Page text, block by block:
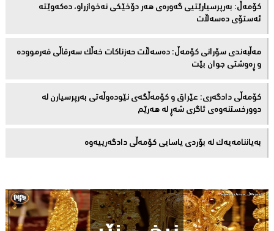
كۆمەڵ: بەرپرسیارێتیی گەورەی هەر دۆخێکی نەخوازراو، دەكەوێتە
ئەستۆی دەسەڵات
مەڵبەندى سۆرانى کۆمەڵ: دەسەڵات حەزناکات خەڵک سەرقاڵى فەرموودە
و ڕەوشتى جوان بێت
کۆمەڵى دادگەرى: عێراق و كۆمەڵگەی نێودەوڵەتی بەرپرسیارن لە
دوورخستنەوەى ئاگری شەڕ لە هەرێم
بەیاننامەیەک لە بۆردی یاسایی کۆمەڵی دادگەرییەوە